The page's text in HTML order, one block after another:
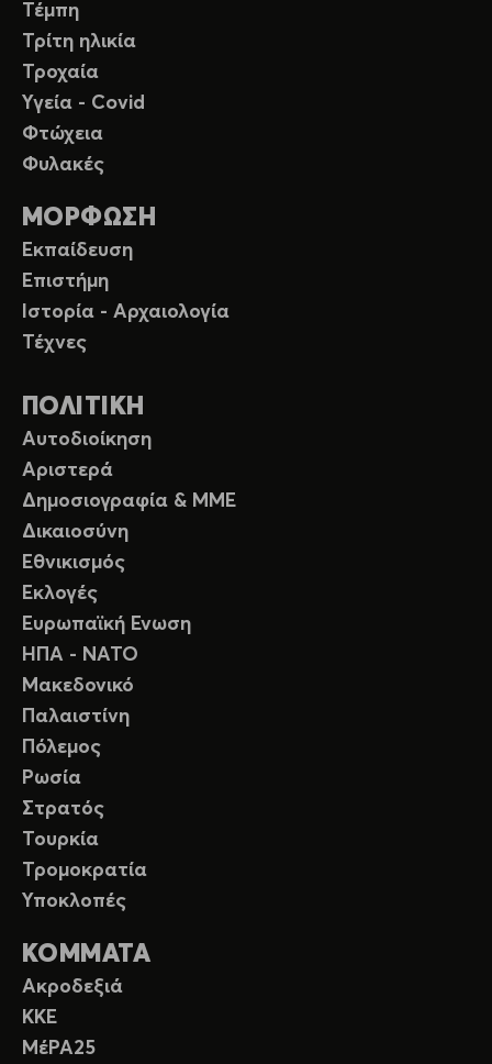
Τέμπη
Τρίτη ηλικία
Τροχαία
Υγεία - Covid
Φτώχεια
Φυλακές
ΜΟΡΦΩΣΗ
Εκπαίδευση
Επιστήμη
Ιστορία - Αρχαιολογία
Τέχνες
ΠΟΛΙΤΙΚΗ
Αυτοδιοίκηση
Αριστερά
Δημοσιογραφία & ΜΜΕ
Δικαιοσύνη
Εθνικισμός
Εκλογές
Ευρωπαϊκή Ενωση
ΗΠΑ - ΝΑΤΟ
Μακεδονικό
Παλαιστίνη
Πόλεμος
Ρωσία
Στρατός
Τουρκία
Τρομοκρατία
Υποκλοπές
ΚΟΜΜΑΤΑ
Ακροδεξιά
ΚΚΕ
ΜέΡΑ25